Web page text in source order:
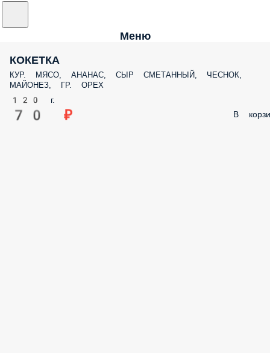
Меню
КОКЕТКА
КУР. МЯСО, АНАНАС, СЫР СМЕТАННЫЙ, ЧЕСНОК,
МАЙОНЕЗ, ГР. ОРЕХ
120 г.
70 ₽ В